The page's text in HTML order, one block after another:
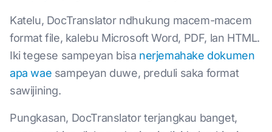
Katelu, DocTranslator ndhukung macem-macem
format file, kalebu Microsoft Word, PDF, lan HTML.
Iki tegese sampeyan bisa nerjemahake dokumen
apa wae sampeyan duwe, preduli saka format
sawijining.
Pungkasan, DocTranslator terjangkau banget,